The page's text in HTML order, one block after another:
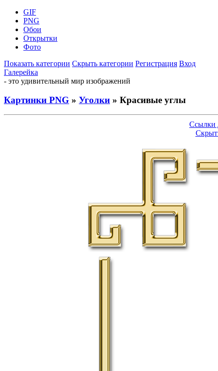
GIF
PNG
Обои
Открытки
Фото
Показать категории Скрыть категории Регистрация Вход
Галерейка
- это удивительный мир изображений
Картинки PNG » Уголки » Красивые углы
Ссылки